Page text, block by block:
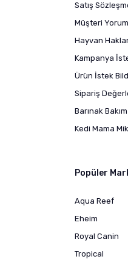
Satış
Müşteri
Hayvan
Kampanya
Ürün İstek
Sipariş
Barınak
Kedi Mama
Popüler
Aqua Reef
Eheim
Royal Canin
Tropical